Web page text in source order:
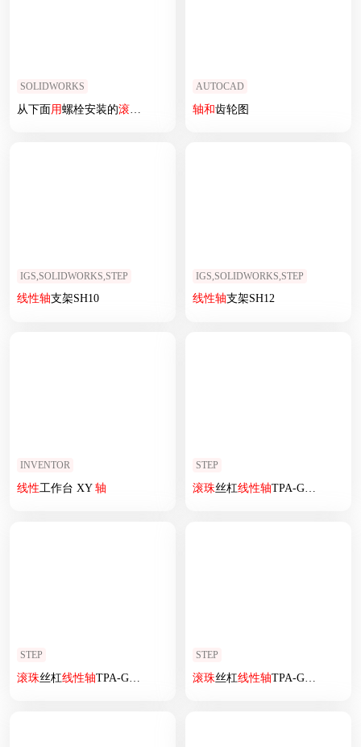
SOLIDWORKS
从下面用螺栓安装的滚珠 SNS[SNS R1607 204 31 116mm]
AUTOCAD
轴和齿轮图
IGS,SOLIDWORKS,STEP
线性轴支架SH10
IGS,SOLIDWORKS,STEP
线性轴支架SH12
INVENTOR
线性工作台 XY轴
STEP
滚珠丝杠线性轴TPA-GCRS-80-1610C-L225-M-M20-N3
STEP
滚珠丝杠线性轴TPA-GCRS-80-1610C-L200-MP-M20-N3
STEP
滚珠丝杠线性轴TPA-GCRS-80-1610C-L250-MP-M20-N3